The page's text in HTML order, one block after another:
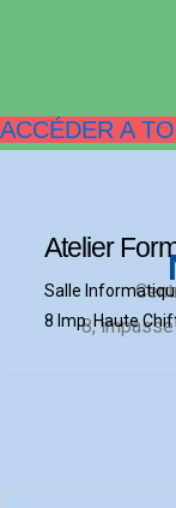
Atelier
Salle
8 Imp. Haute
ACCÉDER A
​8,